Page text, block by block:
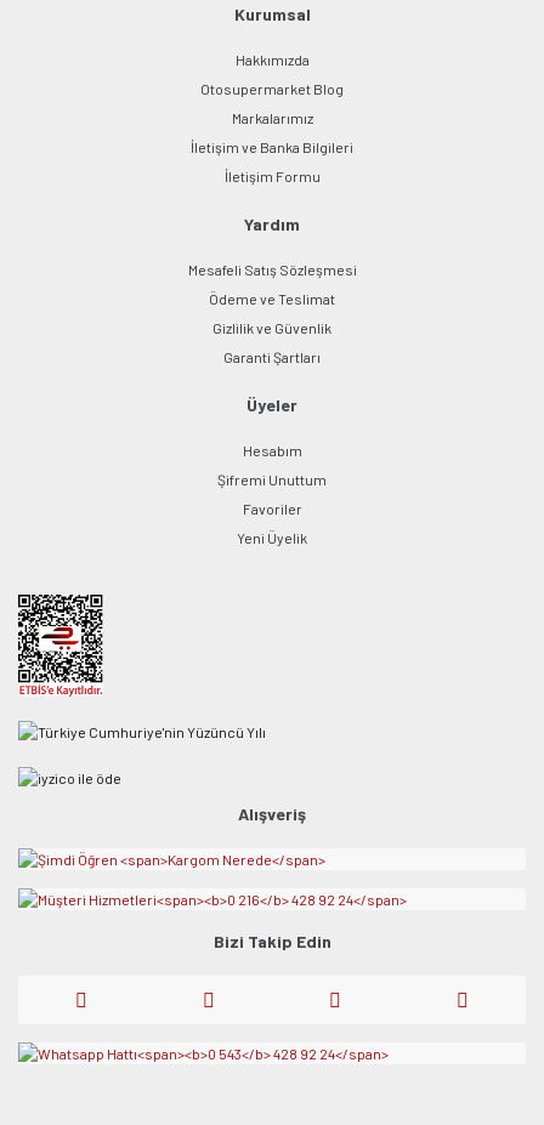
Bu ürüne benzer farklı alternatifler olmalı.
Gönder
Kurumsal
Hakkımızda
Otosupermarket Blog
Markalarımız
İletişim ve Banka Bilgileri
İletişim Formu
Yardım
Mesafeli Satış Sözleşmesi
Ödeme ve Teslimat
Gizlilik ve Güvenlik
Garanti Şartları
Üyeler
Hesabım
Şifremi Unuttum
Favoriler
Yeni Üyelik
Alışveriş
Bizi Takip Edin